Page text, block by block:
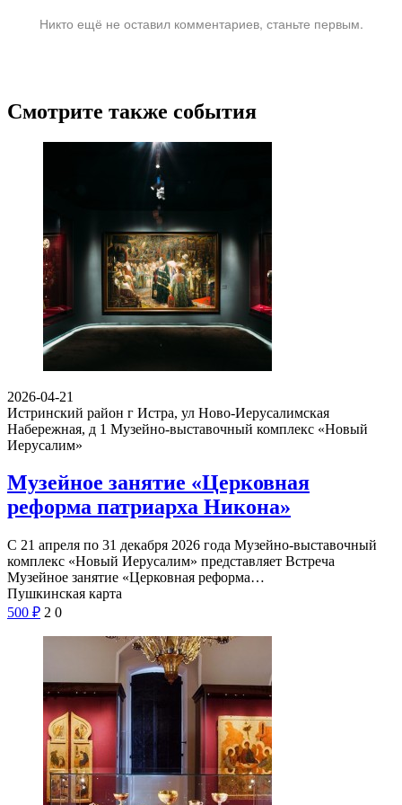
Никто ещё не оставил комментариев, станьте первым.
Смотрите также события
2026-04-21
Истринский район г Истра, ул Ново-Иерусалимская
Набережная, д 1 Музейно-выставочный комплекс «Новый
Иерусалим»
Музейное занятие «Церковная
реформа патриарха Никона»
С 21 апреля по 31 декабря 2026 года Музейно-выставочный
комплекс «Новый Иерусалим» представляет Встреча
Музейное занятие «Церковная реформа…
Пушкинская карта
500 ₽ 2 0